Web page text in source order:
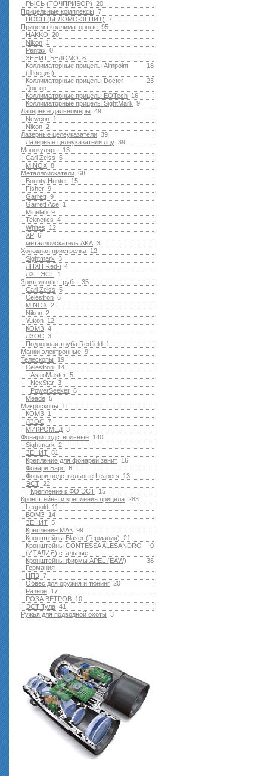
20
РЫСЬ (ТОЧПРИБОР)
7
Прицельные комплексы
7
ПОСП (БЕЛОМО-ЗЕНИТ)
95
Прицелы коллиматорные
20
HAKKO
1
Nikon
0
Pentax
8
ЗЕНИТ-БЕЛОМО
18
Коллиматорные прицелы Aimpoint
(Швеция)
23
Коллиматорные прицелы Docter
Доктор
16
Коллиматорные прицелы EOTech
9
Коллиматорные прицелы SightMark
49
Лазерные дальномеры
1
Newcon
2
Nikon
39
Лазерные целеуказатели
39
Лазерные целеуказатели лцу
13
Монокуляры
5
Carl Zeiss
8
MINOX
68
Металлоискатели
15
Bounty Hunter
9
Fisher
9
Garrett
1
Garrett Ace
9
Minelab
4
Teknetics
12
Whites
6
XP
3
металлоискатель AKA
12
Холодная пристрелка
3
Sightmark
4
ЛПХП Red-i
1
ЛХП ЭСТ
35
Зрительные трубы
5
Carl Zeiss
6
Celestron
2
MINOX
2
Nikon
12
Yukon
4
КОМЗ
3
ЛЗОС
1
Подзорная труба Redfield
9
Манки электронные
19
Телескопы
14
Celestron
5
AstroMaster
3
NexStar
6
PowerSeeker
5
Meade
11
Микроскопы
1
КОМЗ
7
ЛЗОС
3
МИКРОМЕД
140
Фонари подствольные
2
Sightmark
81
ЗЕНИТ
16
Крепление для фонарей зенит
6
Фонари Барс
13
Фонари подствольные Leapers
22
ЭСТ
15
Крепление к ФО ЭСТ
283
Кронштейны и крепления прицела
11
Leupold
14
ВОМЗ
5
ЗЕНИТ
99
Крепление МАК
21
Кронштейны Blaser (Германия)
0
Кронштейны CONTESSA ALESANDRO
(ИТАЛИЯ) стальные
38
Кронштейны фирмы APEL (EAW)
Германия
7
НПЗ
20
Обвес для оружия и тюнинг
17
Разное
10
РОЗА ВЕТРОВ
41
ЭСТ Тула
3
Ружья для подводной оxоты